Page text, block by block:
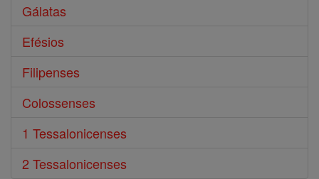
Gálatas
Efésios
Filipenses
Colossenses
1 Tessalonicenses
2 Tessalonicenses